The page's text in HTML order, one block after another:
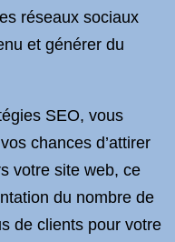
réseaux sociaux
et générer du
SEO, vous
chances d’attirer
votre site web, ce
du nombre de
de clients pour votre